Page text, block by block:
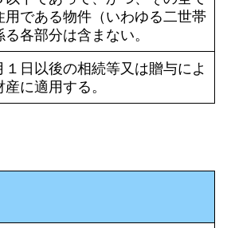
用である物件（いわゆる二世帯
各部分は含まない。
日以後の相続等又は贈与によ
に適用する。